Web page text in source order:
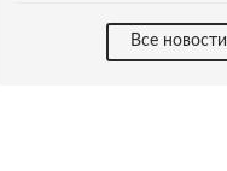
Все новости